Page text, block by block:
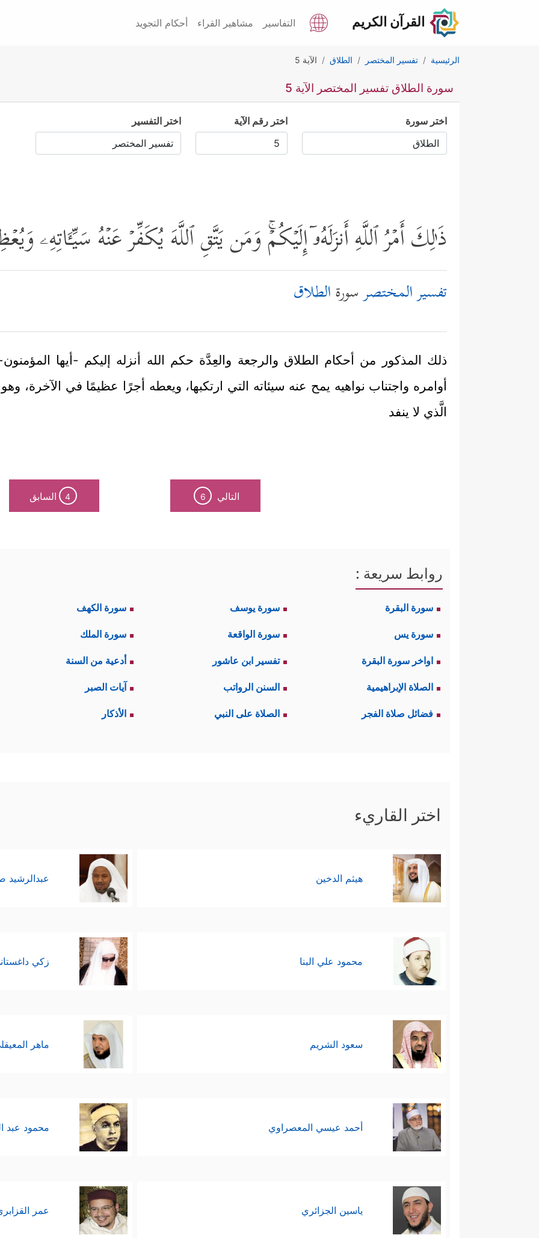
القرآن الكريم التفاسير مشاهير القراء أحكام التجويد
الرئيسية تفسير المختصر الطلاق الآية 5
سورة الطلاق تفسير المختصر الآية 5
اختر سورة اختر رقم الآية اختر التفسير
ذَ ٰ⁠لِكَ أَمۡرُ ٱللَّهِ أَنزَلَهُۥۤ إِلَیۡكُمۡۚ وَمَن یَتَّقِ ٱللَّهَ یُكَفِّرۡ عَنۡهُ سَیِّـَٔاتِهِۦ
تفسير المختصرسورةالطلاق
ذلك المذكور من أحكام الطلاق والرجعة والعِدَّة حكم الله أنزله إليكم -أيها
أوامره واجتناب نواهيه يمح عنه سيئاته التي ارتكبها، ويعطه أجرًا عظيمًا في الآخرة،
الَّذي لا ينفد
التالي 6
4 السابق
روابط سريعة :
سورة البقرة سورة يوسف سورة الكهف
سورة يس سورة الواقعة سورة الملك
اواخر سورة البقرة تفسير ابن عاشور أدعية من السنة
الصلاة الإبراهيمية السنن الرواتب آيات الصبر
فضائل صلاة الفجر الصلاة على النبي الأذكار
اختر القاريء
هيثم الدخين عبدالرشيد
محمود علي البنا زكي
سعود الشريم ماهر
أحمد عيسي المعصراوي محمود عبد
ياسين الجزائري عمر